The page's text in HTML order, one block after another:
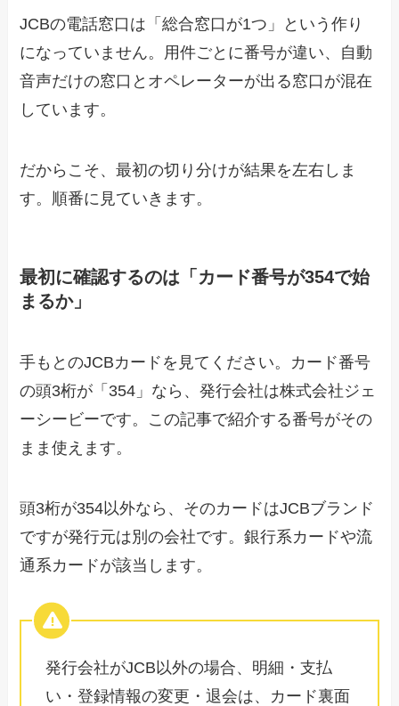
JCBの電話窓口は「総合窓口が1つ」という作り
になっていません。用件ごとに番号が違い、自動
音声だけの窓口とオペレーターが出る窓口が混在
しています。
だからこそ、最初の切り分けが結果を左右しま
す。順番に見ていきます。
最初に確認するのは「カード番号が354で始
まるか」
手もとのJCBカードを見てください。カード番号
の頭3桁が「354」なら、発行会社は株式会社ジェ
ーシービーです。この記事で紹介する番号がその
まま使えます。
頭3桁が354以外なら、そのカードはJCBブランド
ですが発行元は別の会社です。銀行系カードや流
通系カードが該当します。
発行会社がJCB以外の場合、明細・支払
い・登録情報の変更・退会は、カード裏面